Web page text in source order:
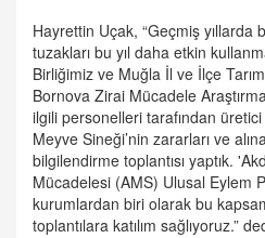
Hayrettin Uçak, “Geçmiş yıllarda
tuzakları bu yıl daha etkin
Birliğimiz ve Muğla İl ve İlçe
Bornova Zirai Mücadele
ilgili personelleri tarafından
Meyve Sineği’nin zararları ve
bilgilendirme toplantısı yaptık.
Mücadelesi (AMS) Ulusal Eylem
kurumlardan biri olarak bu
toplantılara katılım sağlıyoruz.”